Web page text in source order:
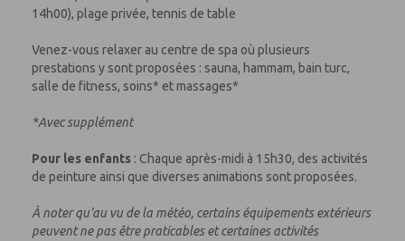
14h00), plage privée, tennis de table
Venez-vous relaxer au centre de spa où plusieurs
prestations y sont proposées : sauna, hammam, bain turc,
salle de fitness, soins* et massages*
*Avec supplément
Pour les enfants : Chaque après-midi à 15h30, des activités
de peinture ainsi que diverses animations sont proposées.
À noter qu'au vu de la météo, certains équipements extérieurs
peuvent ne pas être praticables et certaines activités